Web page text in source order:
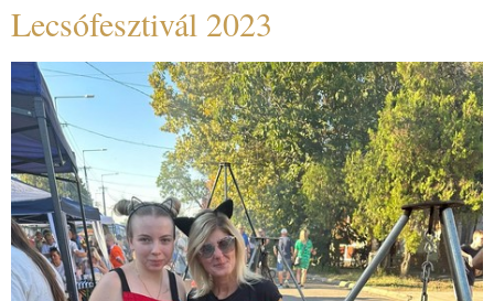
Lecsófesztivál 2023